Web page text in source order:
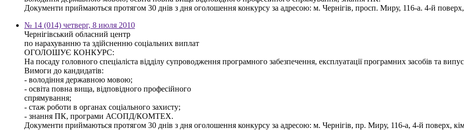
Документи приймаються протягом 30 днів з дня оголошення конкурсу за адресою: м. Чернігів, просп. Миру, 116-а. 4-й
№ 14 (014) четверг, 8 июля 2010
Чернігівський обласний центр
по нарахуванню та здійсненню соціальних виплат
ОГОЛОШУЄ КОНКУРС:
На посаду головного спеціаліста відділу супроводження програмного забезпечення, експлуатації програмних засобів та
Вимоги до кандидатів:
- володіння державною мовою;
- освіта повна вища, відповідного професійного
спрямування;
- стаж роботи в органах соціального захисту;
- знання ПК, програми АСОПД/КОМТЕХ.
Документи приймаються протягом 30 днів з дня оголошення конкурсу за адресою: м. Чернігів, пр. Миру, 116-а, 4-й поверх,